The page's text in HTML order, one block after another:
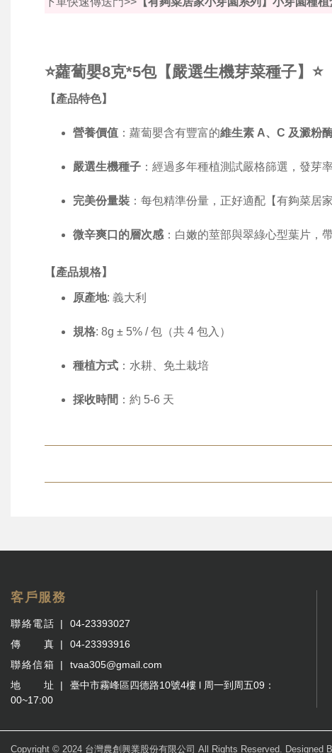
⭐蘿蔔嬰8克*5包【嚴選生機芽菜種子】⭐
【產品特色】
營養價值 ：蘿蔔嬰含有豐富的維生素 A、C 及澱粉
嚴選生機種子 ：經過多年種植測試嚴格篩選，發芽
完美份量裝 ： 每包精準份量，正好適配【有夠菜居
微辛爽口的層次感 ：白嫩的莖部與翠綠心型葉片，
【產品規格】
原產地: 義大利
規格: 8g ± 5% / 包（共 4 包入）
種植方式 ：水耕、免土栽培
採收時間 ：約 5-6 天
客戶服務
聯絡電話
04-23393027
傳 真
04-23393916
聯絡信箱
tvaa305@gmail.com
地 址
臺中市霧峰區四德路10號4樓 l 周一到周五09：
00~17:00
Copyright © 2024 台灣農創興業股份有限公司 All Rights Reserved. Designed